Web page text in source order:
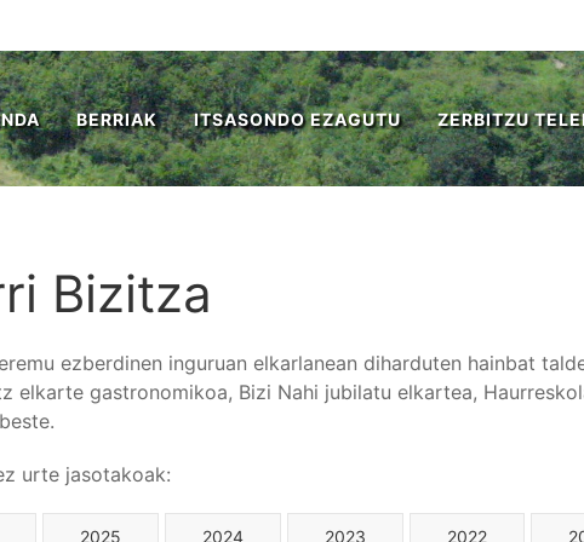
BERRIAK ITSASONDO EZAGUTU ZERBITZU
Bizitza
ezberdinen inguruan elkarlanean diharduten hainbat
elkarte gastronomikoa, Bizi Nahi jubilatu elkartea,
urte jasotakoak:
2025 2024 2023 2022